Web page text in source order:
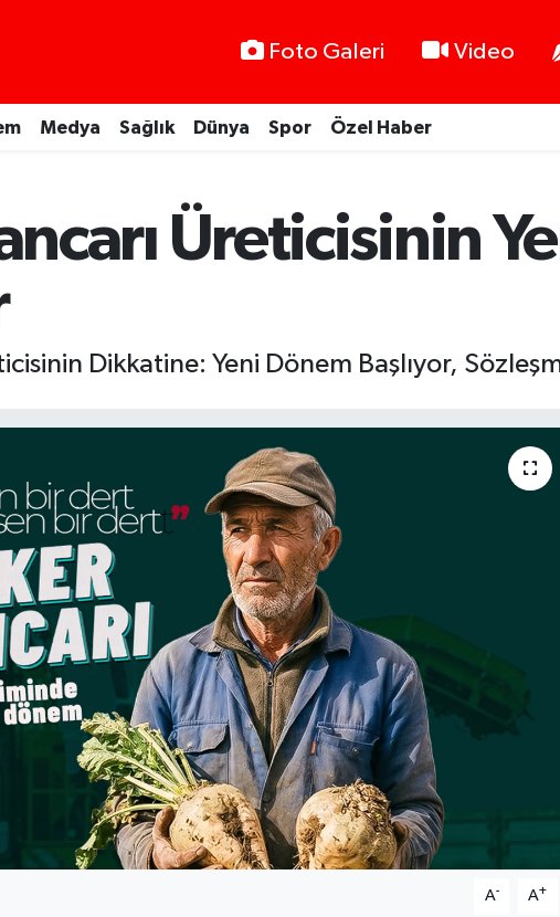
Foto Galeri Video
Medya Sağlık Dünya Spor Özel Haber
Üreticisinin
Dikkatine: Yeni Dönem Başlıyor,
A- A+